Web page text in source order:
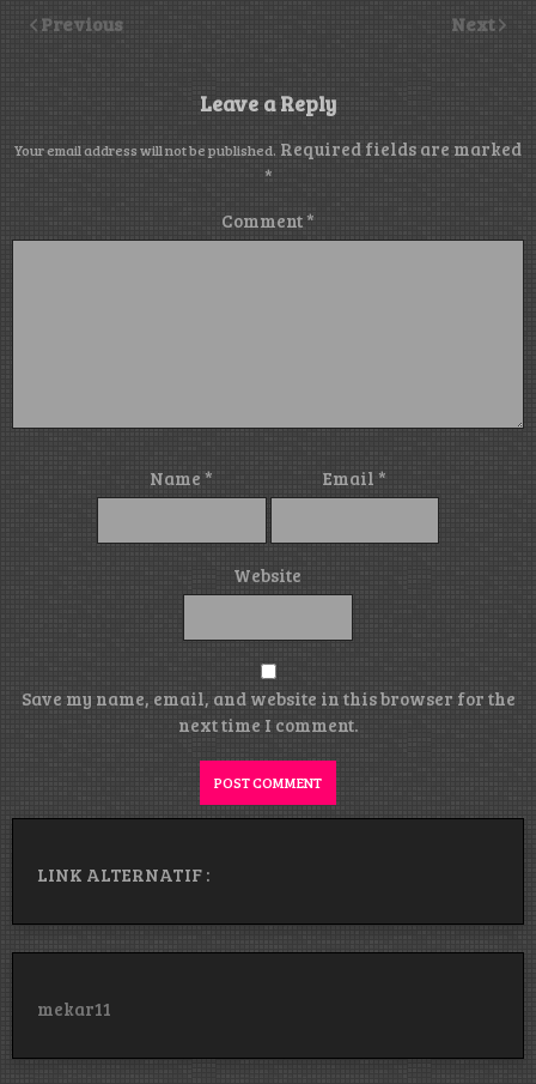
Previous Next
Leave a Reply
Your email address will not be published. Required fields are marked
*
Comment *
Name* Email *
Website
Save my name, email, and website in this browser for the
next time I comment.
LINK ALTERNATIF :
mekar11